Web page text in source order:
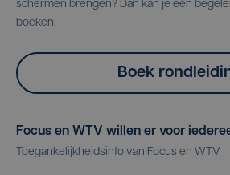
schermen brengen? Dan kan je een
boeken.
Boek
Focus en WTV willen er voor
Toegankelijkheidsinfo van Focus en WTV